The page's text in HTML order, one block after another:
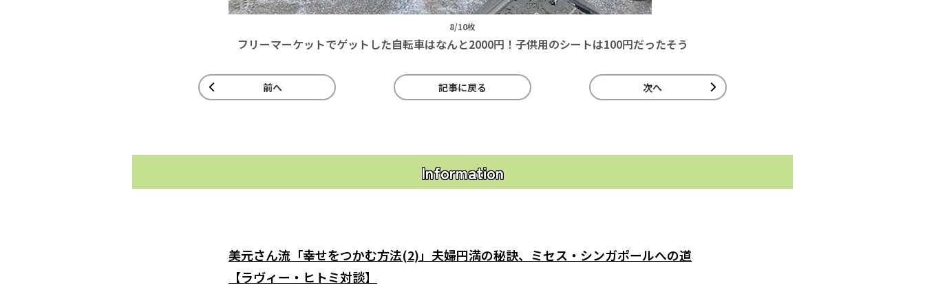
8/10枚
フリーマーケットでゲットした自転車はなんと2000円！子供用のシートは100円だったそう
前へ 記事に戻る 次へ
Information
美元さん流「幸せをつかむ方法(2)」夫婦円満の秘訣、ミセス・シンガポールへの道
【ラヴィー・ヒトミ対談】